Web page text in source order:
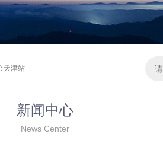
天津站
新闻中心
News Center